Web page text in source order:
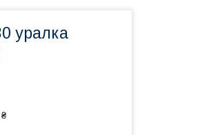
уралка